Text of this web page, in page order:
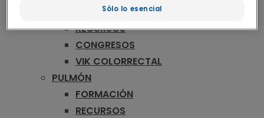
FORMACIÓN
RECURSOS
CONGRESOS
VIK COLORRECTAL
PULMÓN
FORMACIÓN
RECURSOS
Sólo lo esencial